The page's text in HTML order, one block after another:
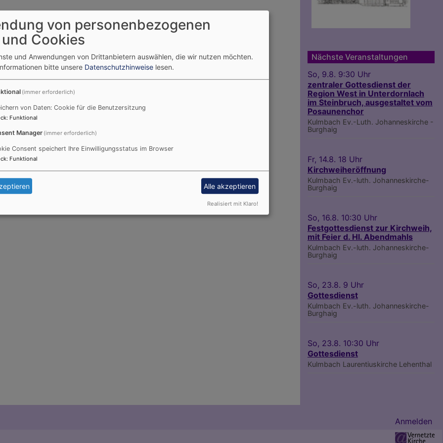
Nächste Veranstaltungen
So, 9.8. 9:30 Uhr
zentraler Gottesdienst der
Region West in Unterdornlach
im Steinbruch, ausgestaltet vom
Posaunenchor
Kulmbach Ev.-Luth. Johanneskirche -
Burghaig
Fr, 14.8. 18 Uhr
Kirchweiheröffnung
Kulmbach Ev.-luth. Johanneskirche-
Burghaig
So, 16.8. 10:30 Uhr
Festgottesdienst zur Kirchweih,
mit Feier d. Hl. Abendmahls
Kulmbach Ev.-luth. Johanneskirche-
Burghaig
So, 23.8. 9 Uhr
Gottesdienst
Kulmbach Ev.-luth. Johanneskirche-
Burghaig
So, 23.8. 10:30 Uhr
Gottesdienst
Kulmbach Laurentiuskirche Lehenthal
Anmelden
von personenbezogenen
Cookies
und Anwendungen von Drittanbietern auswählen, die wir nutzen möchten.
bitte unsere Datenschutzhinweise lesen.
(immer erforderlich)
von Daten: Cookie für die Benutzersitzung
: Funktional
Manager (immer erforderlich)
Consent speichert Ihre Einwilligungsstatus im Browser
: Funktional
Alle akzeptieren
Realisiert mit Klaro!